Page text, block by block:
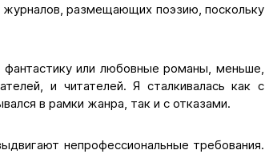
размещающих поэзию, поскольку
или любовные романы, меньше,
и читателей. Я сталкивалась как с
в рамки жанра, так и с отказами.
непрофессиональные требования.